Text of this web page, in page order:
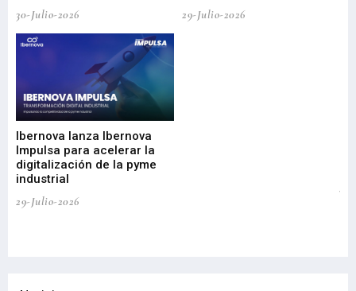
30-Julio-2026
29-Julio-2026
Ibernova lanza Ibernova
Impulsa para acelerar la
digitalización de la pyme
industrial
29-Julio-2026